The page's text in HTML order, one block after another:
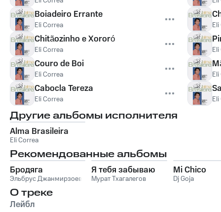
Boiadeiro Errante
Eli Correa
Chitãozinho e Xororó
Eli Correa
Couro de Boi
Eli Correa
Cabocla Tereza
Eli Correa
Другие альбомы исполнителя
Alma Brasileira
Eli Correa
Рекомендованные альбомы
Бродяга
Эльбрус Джанмирзоев
Я тебя забываю
Мурат Тхагалегов
Mi Chico
Dj Goja
О треке
Лейбл